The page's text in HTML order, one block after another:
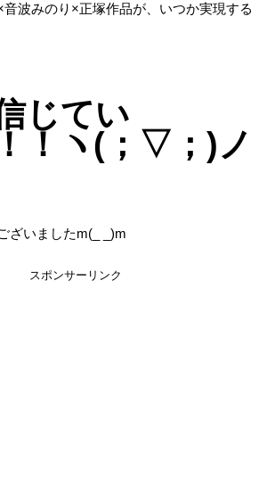
波みのり×正塚作品が、いつか実現する
じてい
！ヽ(；▽；)ノ
ざいましたm(_ _)m
スポンサーリンク